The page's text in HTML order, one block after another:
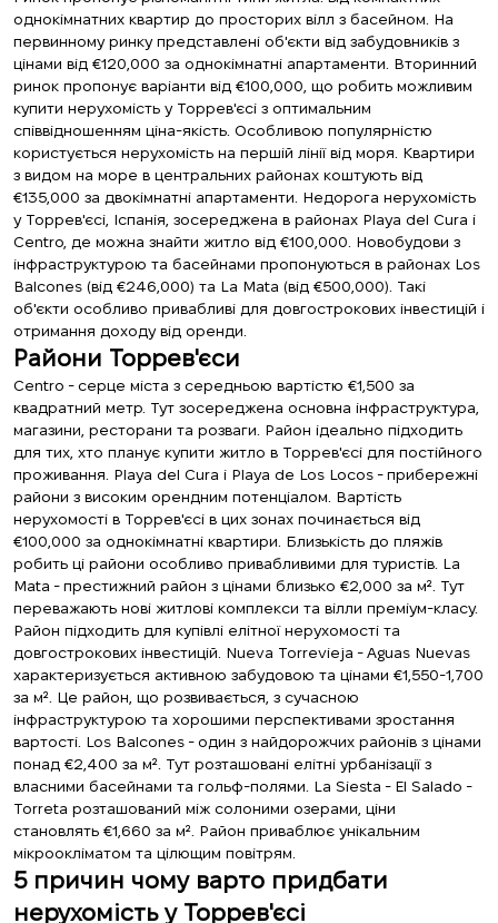
однокімнатних квартир до просторих вілл з басейном. На
первинному ринку представлені об'єкти від забудовників з
цінами від €120,000 за однокімнатні апартаменти. Вторинний
ринок пропонує варіанти від €100,000, що робить можливим
купити нерухомість у Торрев'єсі з оптимальним
співвідношенням ціна-якість. Особливою популярністю
користується нерухомість на першій лінії від моря. Квартири
з видом на море в центральних районах коштують від
€135,000 за двокімнатні апартаменти. Недорога нерухомість
у Торрев'єсі, Іспанія, зосереджена в районах Playa del Cura і
Centro, де можна знайти житло від €100,000. Новобудови з
інфраструктурою та басейнами пропонуються в районах Los
Balcones (від €246,000) та La Mata (від €500,000). Такі
об'єкти особливо привабливі для довгострокових інвестицій і
отримання доходу від оренди.
Райони Торрев'єси
Centro - серце міста з середньою вартістю €1,500 за
квадратний метр. Тут зосереджена основна інфраструктура,
магазини, ресторани та розваги. Район ідеально підходить
для тих, хто планує купити житло в Торрев'єсі для постійного
проживання. Playa del Cura і Playa de Los Locos - прибережні
райони з високим орендним потенціалом. Вартість
нерухомості в Торрев'єсі в цих зонах починається від
€100,000 за однокімнатні квартири. Близькість до пляжів
робить ці райони особливо привабливими для туристів. La
Mata - престижний район з цінами близько €2,000 за м². Тут
переважають нові житлові комплекси та вілли преміум-класу.
Район підходить для купівлі елітної нерухомості та
довгострокових інвестицій. Nueva Torrevieja - Aguas Nuevas
характеризується активною забудовою та цінами €1,550-1,700
за м². Це район, що розвивається, з сучасною
інфраструктурою та хорошими перспективами зростання
вартості. Los Balcones - один з найдорожчих районів з цінами
понад €2,400 за м². Тут розташовані елітні урбанізації з
власними басейнами та гольф-полями. La Siesta - El Salado -
Torreta розташований між солоними озерами, ціни
становлять €1,660 за м². Район приваблює унікальним
мікроокліматом та цілющим повітрям.
5 причин чому варто придбати
нерухомість у Торрев'єсі